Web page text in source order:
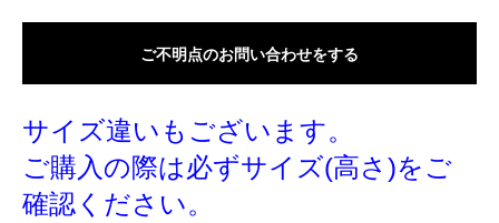
ご不明点のお問い合わせをする
サイズ違いもございます。
ご購入の際は必ずサイズ(高さ)をご
確認ください。